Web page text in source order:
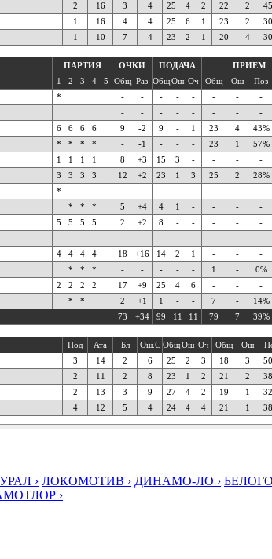
2 16 3 4 25 4 2 22 2
1 16 4 4 25 6 1 23 2
1 10 7 4 23 2 1 20 4
ПАРТИЯ ОЧКИ ПОДАЧА ПРИЕМ
1
2 3 4 5 Общ Раз ОбщОш Оч Общ Ош Поз
* - - - - - - - -
- - - - - - - -
6 6 6 6 9 -2 9 - 1 23 4 43%
* * * * - -1 - - - 23 1 57%
1 1 1 1 8 +3 15 3 - - - -
3 3 3 3 12 +2 23 1 3 25 2 28%
* - - - - - - - -
* * * 5 +4 4 1 - - - -
5 5 5 5 2 +2 8 - - - - -
- - - - - - - -
4 4 4 4 18 +16 14 2 1 - - -
* * * - - - - - 1 - 0%
2 2 2 2 17 +9 25 4 6 - - -
* * 2 +1 1 - - 7 - 14%
73 +34 99 11 11 79 7 39%
Под Ата Бл Ош.С ОбщОш Оч Общ Ош
3 14 2 6 25 2 3 18 3
2 11 2 8 23 1 2 21 2
2 13 3 9 27 4 2 19 1
4 12 5 4 24 4 4 21 1
УРАЛ › ЛОКОМОТИВ › ДИНАМО-ЛО ›
›